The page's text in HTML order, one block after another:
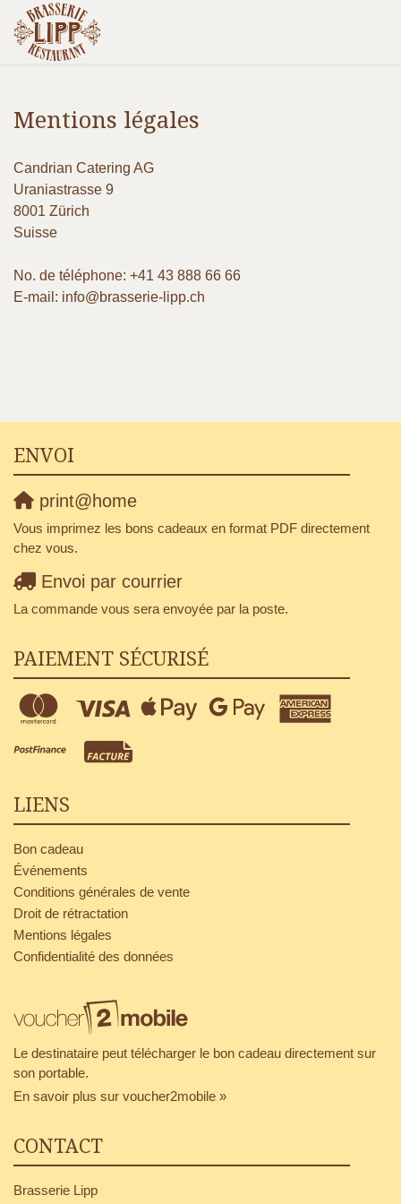
Mentions légales
Candrian Catering AG
Uraniastrasse 9
8001 Zürich
Suisse
No. de téléphone: +41 43 888 66 66
E-mail: info@brasserie-lipp.ch
ENVOI
print@home
Vous imprimez les bons cadeaux en format PDF directement
chez vous.
Envoi par courrier
La commande vous sera envoyée par la poste.
PAIEMENT SÉCURISÉ
LIENS
Bon cadeau
Événements
Conditions générales de vente
Droit de rétractation
Mentions légales
Confidentialité des données
Le destinataire peut télécharger le bon cadeau directement sur
son portable.
En savoir plus sur voucher2mobile »
CONTACT
Brasserie Lipp